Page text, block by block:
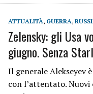
ATTUALITÀ, GUERRA,
Zelensky: gli Usa
giugno. Senza
Il generale Alekseyev
con l’attentato.